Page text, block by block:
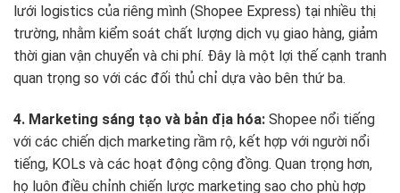
lưới logistics của riêng mình (Shopee Express) tại nhiều thị
trường, nhằm kiểm soát chất lượng dịch vụ giao hàng, giảm
thời gian vận chuyển và chi phí. Đây là một lợi thế cạnh tranh
quan trọng so với các đối thủ chỉ dựa vào bên thứ ba.
4. Marketing sáng tạo và bản địa hóa: Shopee nổi tiếng
với các chiến dịch marketing rầm rộ, kết hợp với người nổi
tiếng, KOLs và các hoạt động cộng đồng. Quan trọng hơn,
họ luôn điều chỉnh chiến lược marketing sao cho phù hợp